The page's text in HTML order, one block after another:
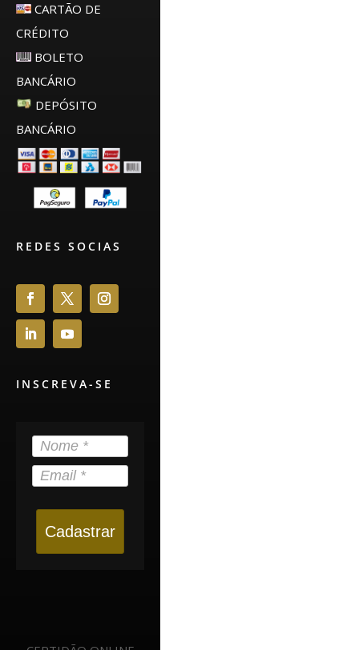
CARTÃO DE
CRÉDITO
BOLETO
BANCÁRIO
DEPÓSITO
BANCÁRIO
REDES SOCIAS
INSCREVA-SE
Cadastrar